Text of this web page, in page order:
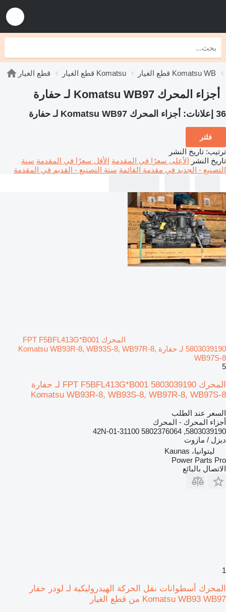
قطع الغيار قطع الغيار Komatsu قطع الغيار Komatsu WB
أجزاء المحرك Komatsu WB97 لـ حفارة
36 إعلانات: أجزاء المحرك Komatsu WB97 لـ حفارة
فلتر
ترتيب: تاريخ النشر
تاريخ النشر الأعلى سعرًا في المقدمة الأقل سعرًا في المقدمة سنة
التصنيع - الجديد في مقدمة القائمة سنة التصنيع - القديم في المقدمة
المحرك FPT F5BFL413G*B001
5803039190 لـ حفارة Komatsu WB93R-8, WB93S-8, WB97R-8,
WB97S-8
5
المحرك FPT F5BFL413G*B001 5803039190 لـ حفارة
Komatsu WB93R-8, WB93S-8, WB97R-8, WB97S-8
السعر عند الطلب
أجزاء المحرك - المحرك
5803039190, 5802376064 42N-01-31100
ديزل / مازوت
ليتوانيا، Kaunas
Power Parts Pro
الاتصال بالبائع
1
المحرك أسطوانات نقل الحركة الهيدروليكية لـ لودر حفار
Komatsu WB93 WB97 من قطع الغيار